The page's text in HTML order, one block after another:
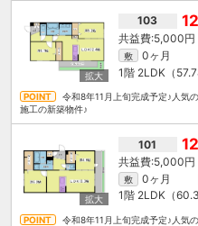
103
5,000円
敷 0ヶ月
1階 2LDK（
令和8年11月上旬完成予定♪人気
施工の新築物件♪
101
5,000円
敷 0ヶ月
1階 2LDK（
令和8年11月上旬完成予定♪人気